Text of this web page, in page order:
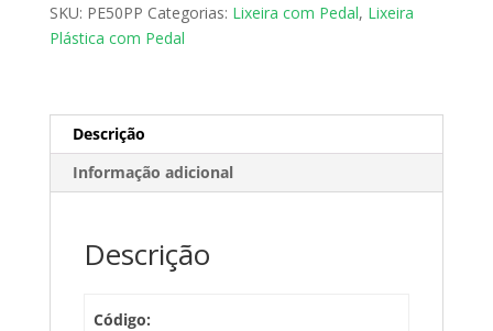
SKU: PE50PP Categorias: Lixeira com Pedal, Lixeira
Plástica com Pedal
Descrição
Informação adicional
Descrição
Código: